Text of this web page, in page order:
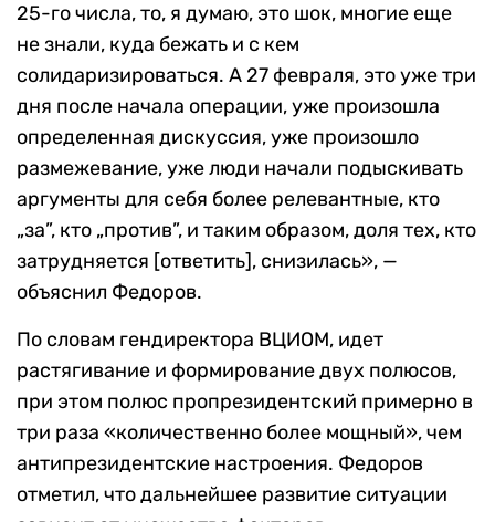
25-го числа, то, я думаю, это шок, многие еще
не знали, куда бежать и с кем
солидаризироваться. А 27 февраля, это уже три
дня после начала операции, уже произошла
определенная дискуссия, уже произошло
размежевание, уже люди начали подыскивать
аргументы для себя более релевантные, кто
„за”, кто „против”, и таким образом, доля тех, кто
затрудняется [ответить], снизилась», —
объяснил Федоров.
По словам гендиректора ВЦИОМ, идет
растягивание и формирование двух полюсов,
при этом полюс пропрезидентский примерно в
три раза «количественно более мощный», чем
антипрезидентские настроения. Федоров
отметил, что дальнейшее развитие ситуации